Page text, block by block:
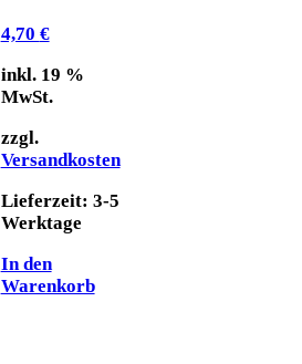
4,70 €
inkl. 19 %
MwSt.
zzgl.
Versandkosten
Lieferzeit: 3-5
Werktage
In den
Warenkorb